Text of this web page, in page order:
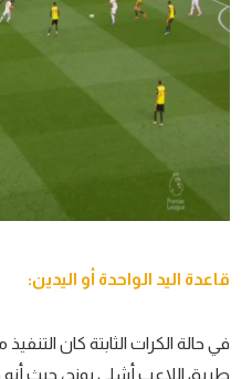
قاعدة اليد الواحدة أو اليدين:
في حالة الكرات الثابتة كان
طريق اللاعب أشلي يونج، حيث